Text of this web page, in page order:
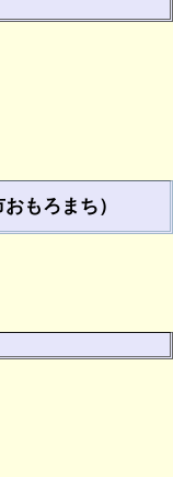
もろまち）